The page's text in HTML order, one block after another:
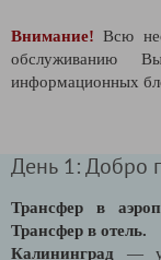
Внимание! Всю
обслуживанию
информационных
День 1: Добро
Трансфер в
Трансфер в отель.
Калининград —